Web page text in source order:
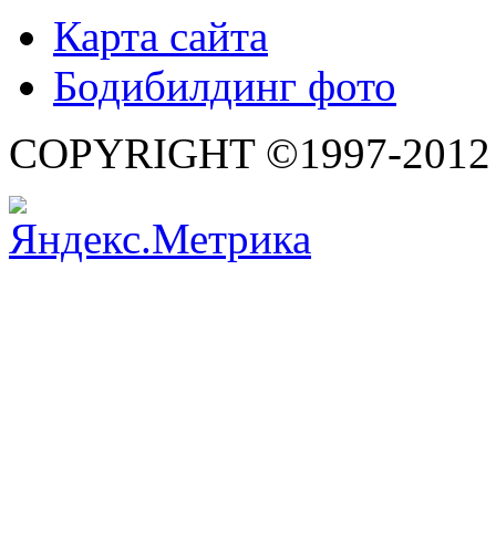
Карта сайта
Бодибилдинг фото
COPYRIGHT ©1997-